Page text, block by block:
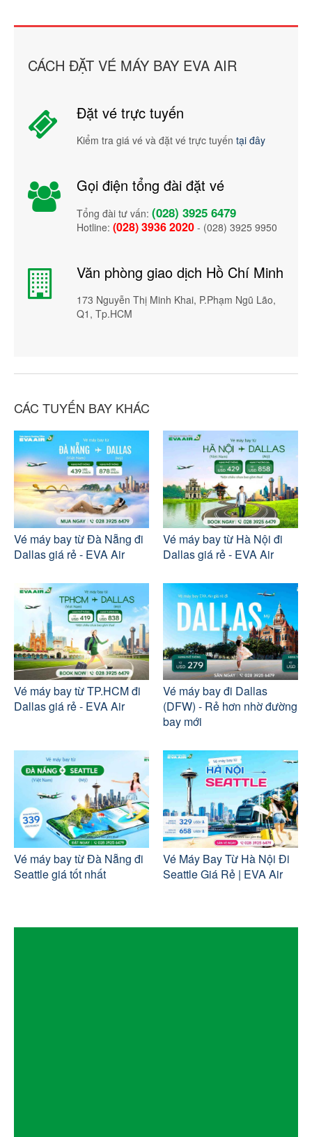
CÁCH ĐẶT VÉ MÁY BAY EVA AIR
Đặt vé trực tuyến
Kiểm tra giá vé và đặt vé trực tuyến tại đây
Gọi điện tổng đài đặt vé
Tổng đài tư vấn: (028) 3925 6479
Hotline: (028) 3936 2020 - (028) 3925 9950
Văn phòng giao dịch Hồ Chí Minh
173 Nguyễn Thị Minh Khai, P.Phạm Ngũ Lão,
Q1, Tp.HCM
CÁC TUYẾN BAY KHÁC
Vé máy bay từ Đà Nẵng đi
Dallas giá rẻ - EVA Air
Vé máy bay từ Hà Nội đi
Dallas giá rẻ - EVA Air
Vé máy bay từ TP.HCM đi
Dallas giá rẻ - EVA Air
Vé máy bay đi Dallas
(DFW) - Rẻ hơn nhờ đường
bay mới
Vé máy bay từ Đà Nẵng đi
Seattle giá tốt nhất
Vé Máy Bay Từ Hà Nội Đi
Seattle Giá Rẻ | EVA Air